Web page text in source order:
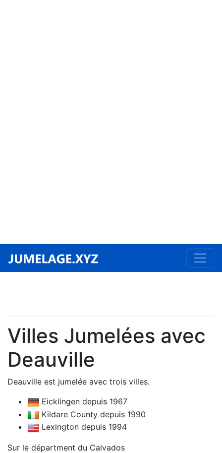
Villes Jumelées avec
Deauville
Deauville est jumelée avec trois villes.
Eicklingen depuis 1967
Kildare County depuis 1990
Lexington depuis 1994
Sur le départment du Calvados